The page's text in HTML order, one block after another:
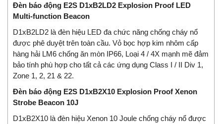
Đèn báo động E2S D1xB2LD2 Explosion Proof LED
Multi-function Beacon
D1xB2LD2 là đèn hiệu LED đa chức năng chống cháy nổ
được phê duyệt trên toàn cầu. Vỏ bọc hợp kim nhôm cấp
hàng hải LM6 chống ăn mòn IP66, Loại 4 / 4X mạnh mẽ đảm
bảo tính phù hợp cho tất cả các ứng dụng Class I / II Div 1,
Zone 1, 2, 21 & 22.
Đèn báo động E2S D1xB2X10 Explosion Proof Xenon
Strobe Beacon 10J
D1xB2X10 là đèn hiệu Xenon 10 Joule chống cháy nổ được